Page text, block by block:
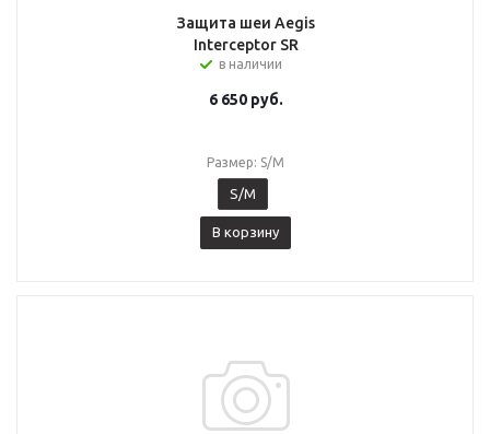
Защита шеи Aegis
Interceptor SR
в наличии
6 650руб.
Размер: S/M
S/M
В корзину